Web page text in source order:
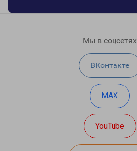
Мы в соцсетях
ВКонтакте
MAX
YouTube